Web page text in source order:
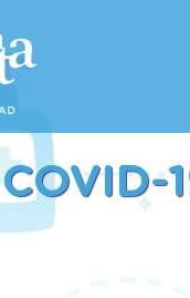
COVID-